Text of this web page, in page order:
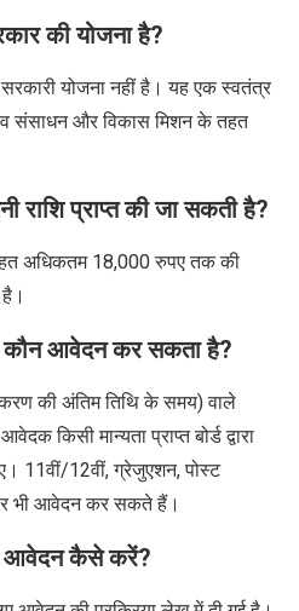
की योजना है?
सरकारी योजना नहीं है। यह एक स्वतंत्र
संसाधन और विकास मिशन के तहत
राशि प्राप्त की जा सकती है?
अधिकतम 18,000रुपए तक की
कौन आवेदन कर सकता है?
की अंतिम तिथि के समय) वाले
किसी मान्यता प्राप्त बोर्ड द्वारा
11वीं/12वीं, ग्रेजुएशन, पोस्ट
भी आवेदन कर सकते हैं।
आवेदन कैसे करें?